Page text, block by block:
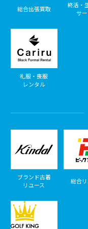
総合出張買取
終活・
サ
礼服・喪服
レンタル
ブランド古着
リユース
総合